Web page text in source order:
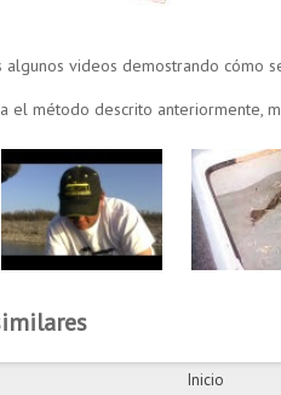
algunos videos demostrando cómo
el método descrito anteriormente,
Inicio